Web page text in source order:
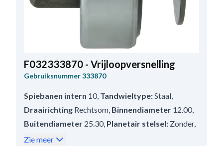
F032333870 - Vrijloopversnelling
Gebruiksnummer333870
Spiebanen intern 10, Tandwieltype:Staal,
Draairichting Rechtsom, Binnendiameter 12.00,
Buitendiameter 25.30, Planetair stelsel: Zonder,
asafstand
Zie meer